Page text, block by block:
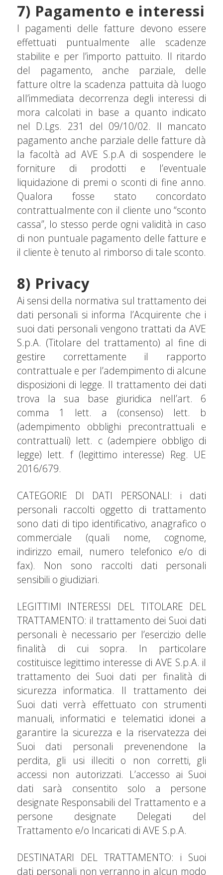
7) Pagamento e interessi
I pagamenti delle fatture devono essere
effettuati puntualmente alle scadenze
stabilite e per l’importo pattuito. Il ritardo
del pagamento, anche parziale, delle
fatture oltre la scadenza pattuita dà luogo
all’immediata decorrenza degli interessi di
mora calcolati in base a quanto indicato
nel D.Lgs. 231 del 09/10/02. Il mancato
pagamento anche parziale delle fatture dà
la facoltà ad AVE S.p.A di sospendere le
forniture di prodotti e l’eventuale
liquidazione di premi o sconti di fine anno.
Qualora fosse stato concordato
contrattualmente con il cliente uno “sconto
cassa”, lo stesso perde ogni validità in caso
di non puntuale pagamento delle fatture e
il cliente è tenuto al rimborso di tale sconto.
8) Privacy
Ai sensi della normativa sul trattamento dei
dati personali si informa l’Acquirente che i
suoi dati personali vengono trattati da AVE
S.p.A. (Titolare del trattamento) al fine di
gestire correttamente il rapporto
contrattuale e per l’adempimento di alcune
disposizioni di legge. Il trattamento dei dati
trova la sua base giuridica nell’art. 6
comma 1 lett. a (consenso) lett. b
(adempimento obblighi precontrattuali e
contrattuali) lett. c (adempiere obbligo di
legge) lett. f (legittimo interesse) Reg. UE
2016/679.
CATEGORIE DI DATI PERSONALI: i dati
personali raccolti oggetto di trattamento
sono dati di tipo identificativo, anagrafico o
commerciale (quali nome, cognome,
indirizzo email, numero telefonico e/o di
fax). Non sono raccolti dati personali
sensibili o giudiziari.
LEGITTIMI INTERESSI DEL TITOLARE DEL
TRATTAMENTO: il trattamento dei Suoi dati
personali è necessario per l’esercizio delle
finalità di cui sopra. In particolare
costituisce legittimo interesse di AVE S.p.A. il
trattamento dei Suoi dati per finalità di
sicurezza informatica. Il trattamento dei
Suoi dati verrà effettuato con strumenti
manuali, informatici e telematici idonei a
garantire la sicurezza e la riservatezza dei
Suoi dati personali prevenendone la
perdita, gli usi illeciti o non corretti, gli
accessi non autorizzati. L’accesso ai Suoi
dati sarà consentito solo a persone
designate Responsabili del Trattamento e a
persone designate Delegati del
Trattamento e/o Incaricati di AVE S.p.A.
DESTINATARI DEL TRATTAMENTO: i Suoi
dati personali non verranno in alcun modo